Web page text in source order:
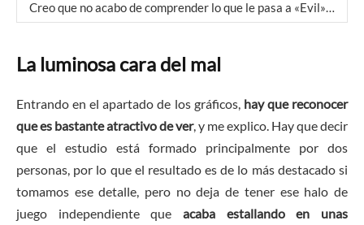
Creo que no acabo de comprender lo que le pasa a «Evil»…
La luminosa cara del mal
Entrando en el apartado de los gráficos, hay que reconocer
que es bastante atractivo de ver, y me explico. Hay que decir
que el estudio está formado principalmente por dos
personas, por lo que el resultado es de lo más destacado si
tomamos ese detalle, pero no deja de tener ese halo de
juego independiente que acaba estallando en unas